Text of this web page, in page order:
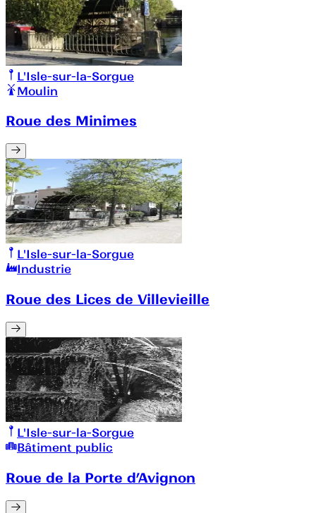
L'Isle-sur-la-Sorgue
Moulin
Roue des Minimes
L'Isle-sur-la-Sorgue
Industrie
Roue des Lices de Villevieille
L'Isle-sur-la-Sorgue
Bâtiment public
Roue de la Porte d’Avignon